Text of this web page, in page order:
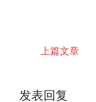
上篇文章
发表回复